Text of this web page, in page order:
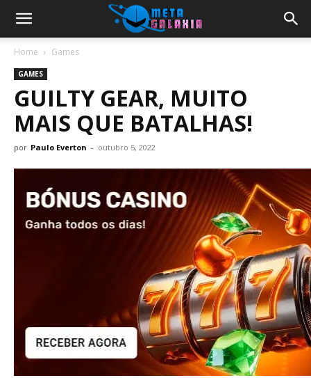
Home Games
GAMES
GUILTY GEAR, MUITO
MAIS QUE BATALHAS!
por Paulo Everton - outubro 5, 2022